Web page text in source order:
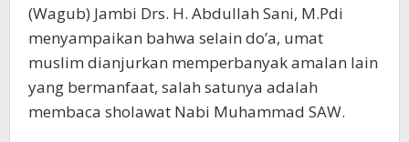
(Wagub) Jambi Drs. H. Abdullah Sani, M.Pdi
menyampaikan bahwa selain do’a, umat
muslim dianjurkan memperbanyak amalan lain
yang bermanfaat, salah satunya adalah
membaca sholawat Nabi Muhammad SAW.